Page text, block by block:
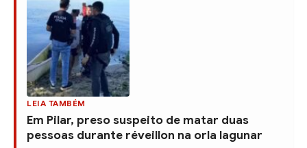
LEIA TAMBÉM
Em Pilar, preso suspeito de matar duas
pessoas durante réveillon na orla lagunar